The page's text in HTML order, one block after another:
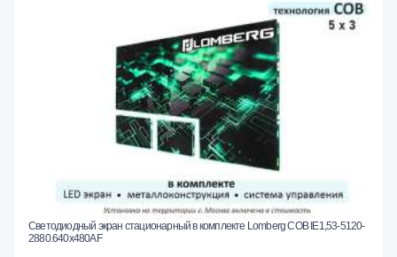
Светодиодный экран стационарный в комплекте Lomberg COB IE1,53-5120-
2880.640x480AF